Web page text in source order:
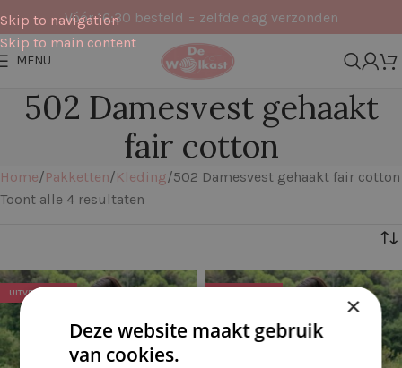
Skip to navigation
Skip to main content
Vóór 16:30 besteld = zelfde dag verzonden
MENU
502 Damesvest gehaakt
fair cotton
Home Pakketten Kleding 502 Damesvest gehaakt fair cotton
Toont alle 4 resultaten
UITVERKOCHT ×
Deze website maakt gebruik
van cookies.